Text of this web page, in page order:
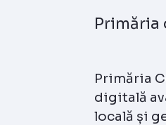
Primăria
digitală
locală și